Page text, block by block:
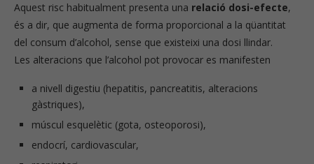
Aquest risc habitualment presenta una relació dosi-efecte,
és a dir, que augmenta de forma proporcional a la qüantitat
del consum d’alcohol, sense que existeixi una dosi llindar.
Les alteracions que l’alcohol pot provocar es manifesten
a nivell digestiu (hepatitis, pancreatitis, alteracions
gàstriques),
múscul esquelètic (gota, osteoporosi),
endocrí, cardiovascular,